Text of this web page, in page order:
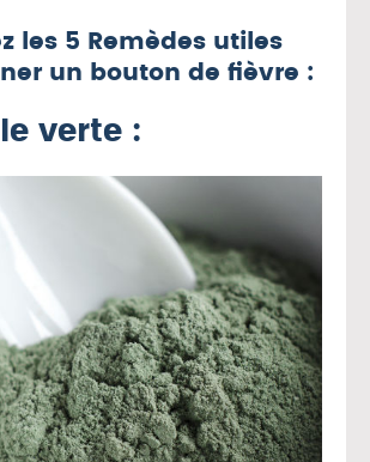
les 5 Remèdes utiles
un bouton de fièvre :
verte :